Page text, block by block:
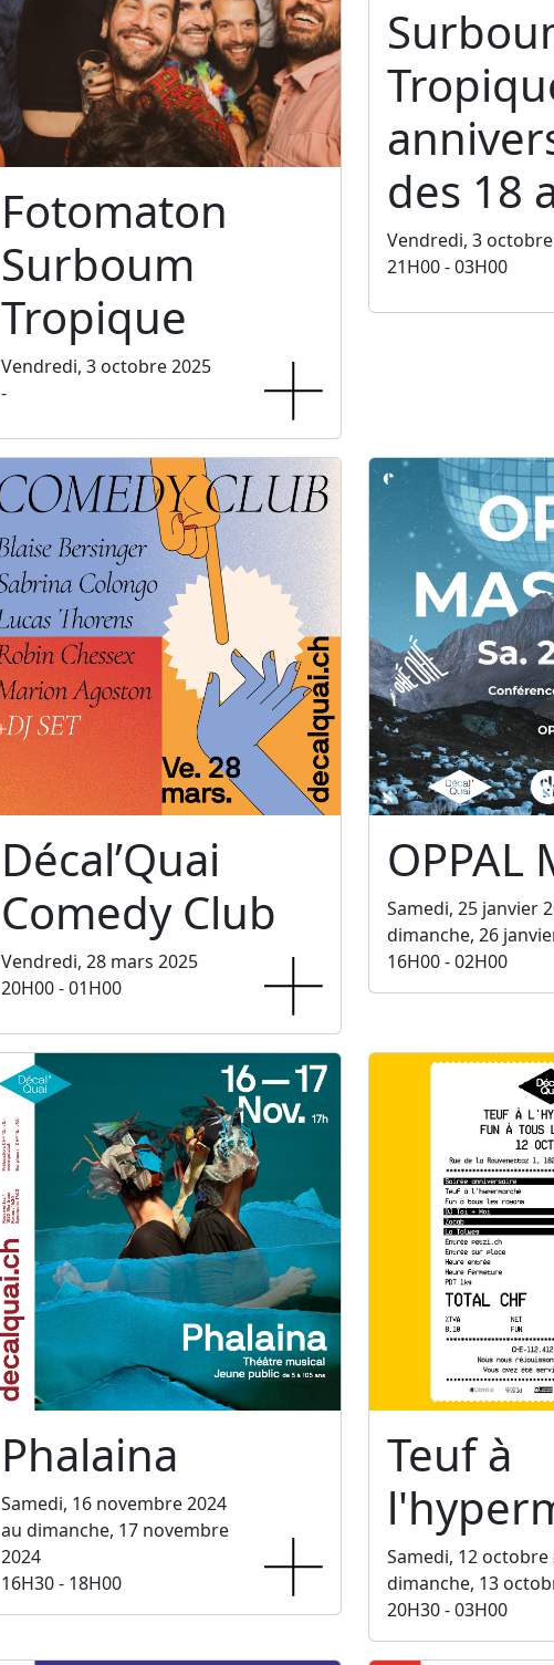
Fotomaton
Surboum
Tropique
Vendredi, 3 octobre 2025
-
des 18
Vendredi, 3
21H00 - 03H00
Décal’Quai
Comedy Club
Vendredi, 28 mars 2025
20H00 - 01H00
OPPAL
Samedi, 25 janvier
dimanche, 26
16H00 - 02H00
Phalaina
Samedi, 16 novembre 2024
au dimanche, 17 novembre
2024
16H30 - 18H00
Teuf à
Samedi, 12 octobre
dimanche, 13
20H30 - 03H00